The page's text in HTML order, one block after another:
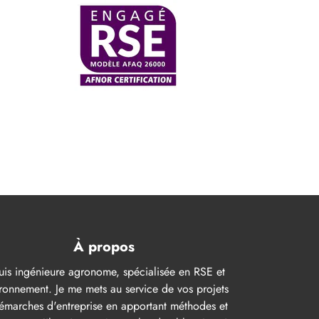
À propos
ingénieure agronome, spécialisée en RSE et
Je me mets au service de vos projets
d'entreprise en apportant méthodes et